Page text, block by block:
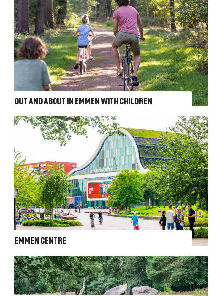
OUT AND ABOUT IN EMMEN WITH CHILDREN
EMMEN CENTRE